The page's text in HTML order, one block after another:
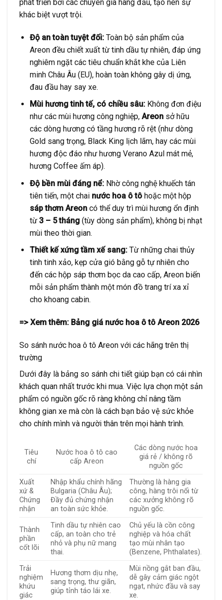
phát triển bởi các chuyên gia hàng đầu, tạo nên sự
khác biệt vượt trội.
Độ an toàn tuyệt đối:Toàn bộ sản phẩm của
Areon đều chiết xuất từ tinh dầu tự nhiên, đáp ứng
nghiêm ngặt các tiêu chuẩn khắt khe của Liên
minh Châu Âu (EU), hoàn toàn không gây dị ứng,
đau đầu hay say xe.
Mùi hương tinh tế, có chiều sâu:Không đơn điệu
như các mùi hương công nghiệp, Areonsở hữu
các dòng hương có tầng hương rõ rệt (như dòng
Gold sang trọng, Black King lịch lãm, hay các mùi
hương độc đáo như hương Verano Azul mát mẻ,
hương Coffee ấm áp).
Độ bền mùi đáng nể:Nhờ công nghệ khuếch tán
tiên tiến, một chai nước hoa ô tôhoặc một hộp
sáp thơm Areoncó thể duy trì mùi hương ổn định
từ 3 – 5 tháng(tùy dòng sản phẩm), không bị nhạt
mùi theo thời gian.
Thiết kế xứng tầm xế sang:Từ những chai thủy
tinh tinh xảo, kẹp cửa gió bằng gỗ tự nhiên cho
đến các hộp sáp thơm bọc da cao cấp, Areon biến
mỗi sản phẩm thành một món đồ trang trí xa xỉ
cho khoang cabin.
=> Xem thêm: Bảng giá nước hoa ô tô Areon 2026
So sánh nước hoa ô tô Areon với các hãng trên thị
trường
Dưới đây là bảng so sánh chi tiết giúp bạn có cái nhìn
khách quan nhất trước khi mua. Việc lựa chọn một sản
phẩm có nguồn gốc rõ ràng không chỉ nâng tầm
không gian xe mà còn là cách bạn bảo vệ sức khỏe
cho chính mình và người thân trên mọi hành trình.
Tiêu
chí
Nước hoa ô tô cao
cấp Areon
Các dòng nước hoa
giá rẻ / không rõ
nguồn gốc
Xuất
xứ &
Chứng
nhận
Nhập khẩu chính hãng
Bulgaria (Châu Âu);
Đầy đủ chứng nhận
an toàn sức khỏe.
Thường là hàng gia
công, hàng trôi nổi từ
các xưởng không rõ
nguồn gốc.
Thành
phần
cốt lõi
Tinh dầu tự nhiên cao
cấp, an toàn cho trẻ
nhỏ và phụ nữ mang
thai.
Chủ yếu là cồn công
nghiệp và hóa chất
tạo mùi nhân tạo
(Benzene, Phthalates).
Trải
nghiệm
khứu
giác
Hương thơm dịu nhẹ,
sang trọng, thư giãn,
giúp tỉnh táo lái xe.
Mùi nồng gắt ban đầu,
dễ gây cảm giác ngột
ngạt, nhức đầu và say
xe.